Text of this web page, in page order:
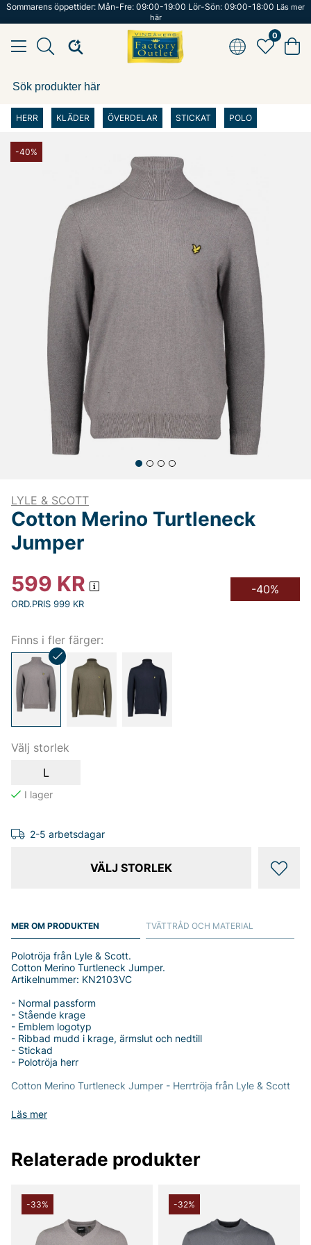
Sommarens öppettider: Mån-Fre: 09:00-19:00 Lör-Sön: 09:00-18:00 Läs mer
här
0
HERR KLÄDER ÖVERDELAR STICKAT POLO
-40%
LYLE & SCOTT
Cotton Merino Turtleneck
Jumper
599 KR
ORD.PRIS 999 KR
-40%
Finns i fler färger:
Välj storlek
L
2-5 arbetsdagar
VÄLJ STORLEK
MER OM PRODUKTEN
Läs mer
Polotröja från Lyle & Scott.
Cotton Merino Turtleneck Jumper.
Artikelnummer: KN2103VC
- Normal passform
- Stående krage
- Emblem logotyp
- Ribbad mudd i krage, ärmslut och nedtill
- Stickad
- Polotröja herr
Cotton Merino Turtleneck Jumper - Herrtröja från Lyle & Scott
Lyft din stil med denna eleganta och tidlösa *Cotton Merino
Turtleneck Jumper* från Lyle & Scott. Denna tröja kombinerar
Tröjan har en normal passform som gör att den sitter bekvämt
stående kragen ger en klassisk look, perfekt att bära både
ensam eller under en jacka för kyligare dagar.
Tillverkad av en noggrant utvald blandning av 70% bomull och
30% merinoull, erbjuder denna jumper en mjuk och varm känsla
TVÄTTRÅD OCH MATERIAL
Relaterade produkter
-33% -32%